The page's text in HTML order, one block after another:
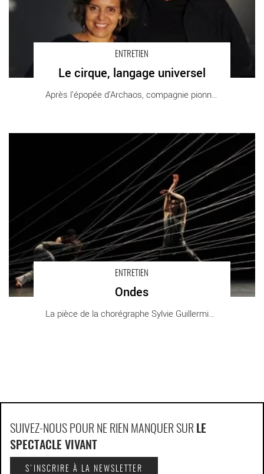
ENTRETIEN
Le cirque, langage universel
Après l’épopée d’Archaos, compagnie pionnière [...]
ENTRETIEN
Ondes
La pièce de la chorégraphe Sylvie Guillermin [...]
SUIVEZ-NOUS POUR NE RIEN MANQUER SUR LE
SPECTACLE VIVANT
S'INSCRIRE À LA NEWSLETTER